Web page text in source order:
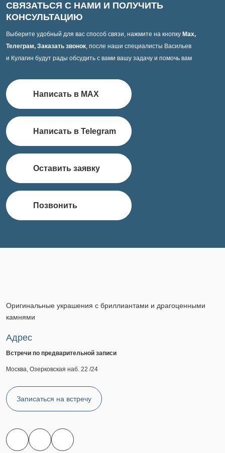
СВЯЗАТЬСЯ С НАМИ И ПОЛУЧИТЬ
КОНСУЛЬТАЦИЮ
Выберите удобный для вас способ связи, нажмите на кнопку Max,
Телеграм, Заказать звонок, после наши специалисты Васильев
и Кулагин будут рады обсудить с вами вашу задачу и помочь вам
Написать в MAX
Написать в Telegram
Оставить заявку
Позвонить
Оригинальные украшения с бриллиантами и драгоценными
камнями
Адрес
Встречи по предварительной записи
Москва, Озерковская наб. 22 /24
Записаться на встречу